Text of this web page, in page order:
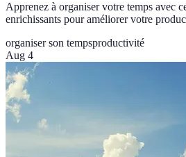
Apprenez à organiser votre temps avec
enrichissants pour améliorer votre
organiser son tempsproductivité
Aug 4